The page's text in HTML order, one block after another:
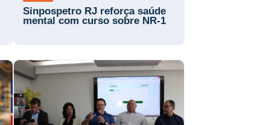
Sinpospetro RJ reforça saúde
mental com curso sobre NR-1